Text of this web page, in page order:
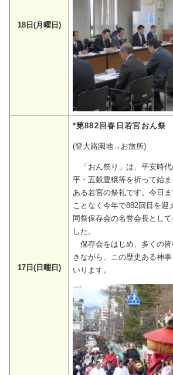
18日(月曜日)
17日(日曜日)
*第882回春日若宮おん祭
(登大路園地→お旅所)
「おん祭り」は、平安時代
平・五穀豊穣等を祈って始
ある若宮の祭礼です。今日
ことなく今年で882回目を迎
同祭保存会の名誉会長とし
した。
保存会をはじめ、多くの
きながら、この歴史ある神
いります。